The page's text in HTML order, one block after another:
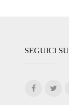
SEGUICI SU